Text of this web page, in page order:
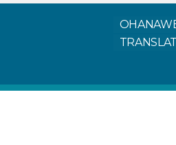
CAGOULE ATTENANTE FEMME 5MM